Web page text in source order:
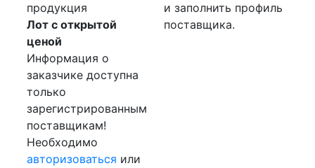
продукция
Лот с открытой
ценой
Информация о
заказчике доступна
только
зарегистрированным
поставщикам!
Необходимо
авторизоваться или
и заполнить профиль
поставщика.